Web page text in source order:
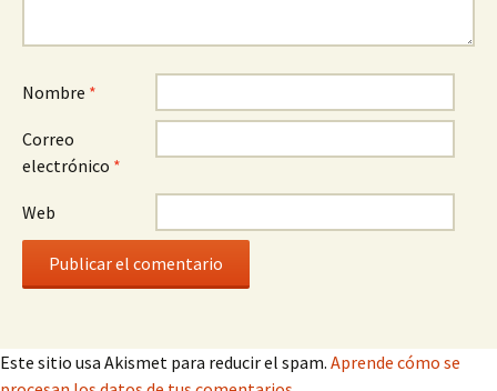
Nombre *
Correo
electrónico *
Web
Este sitio usa Akismet para reducir el spam. Aprende cómo se